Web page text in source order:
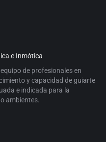
e Inmótica
de profesionales en
y capacidad de guiarte
e indicada para la
ambientes.